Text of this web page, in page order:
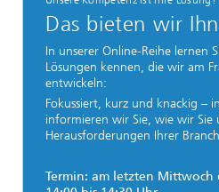
Das bieten wir
In unserer Online-Reihe lernen
Lösungen kennen, die wir am
entwickeln:
Fokussiert, kurz und knackig –
informieren wir Sie, wie wir Sie
Herausforderungen Ihrer
Termin: am letzten Mittwoch